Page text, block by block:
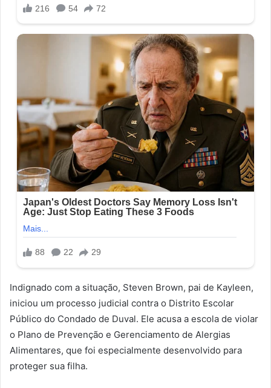
Indignado com a situação, Steven Brown, pai de Kayleen,
iniciou um processo judicial contra o Distrito Escolar
Público do Condado de Duval. Ele acusa a escola de violar
o Plano de Prevenção e Gerenciamento de Alergias
Alimentares, que foi especialmente desenvolvido para
proteger sua filha.